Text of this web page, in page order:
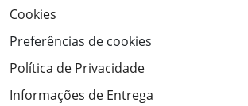
Cookies
Preferências de cookies
Política de Privacidade
Informações de Entrega